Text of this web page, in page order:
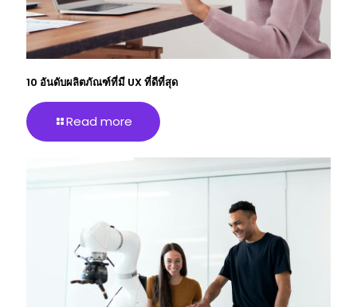
10 อันดับผลิตภัณฑ์ที่มี UX ที่ดีที่สุด
Read more